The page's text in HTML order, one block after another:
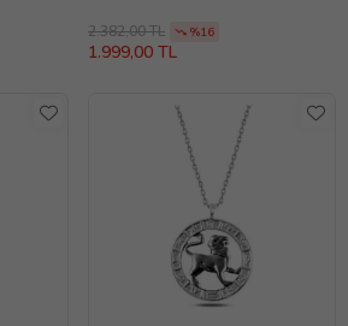
2.382,00 TL %16
1.999,00 TL